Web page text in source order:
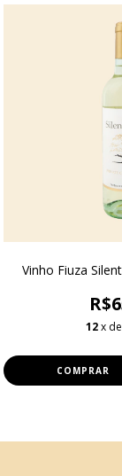
Vinho Fiuza
12 x